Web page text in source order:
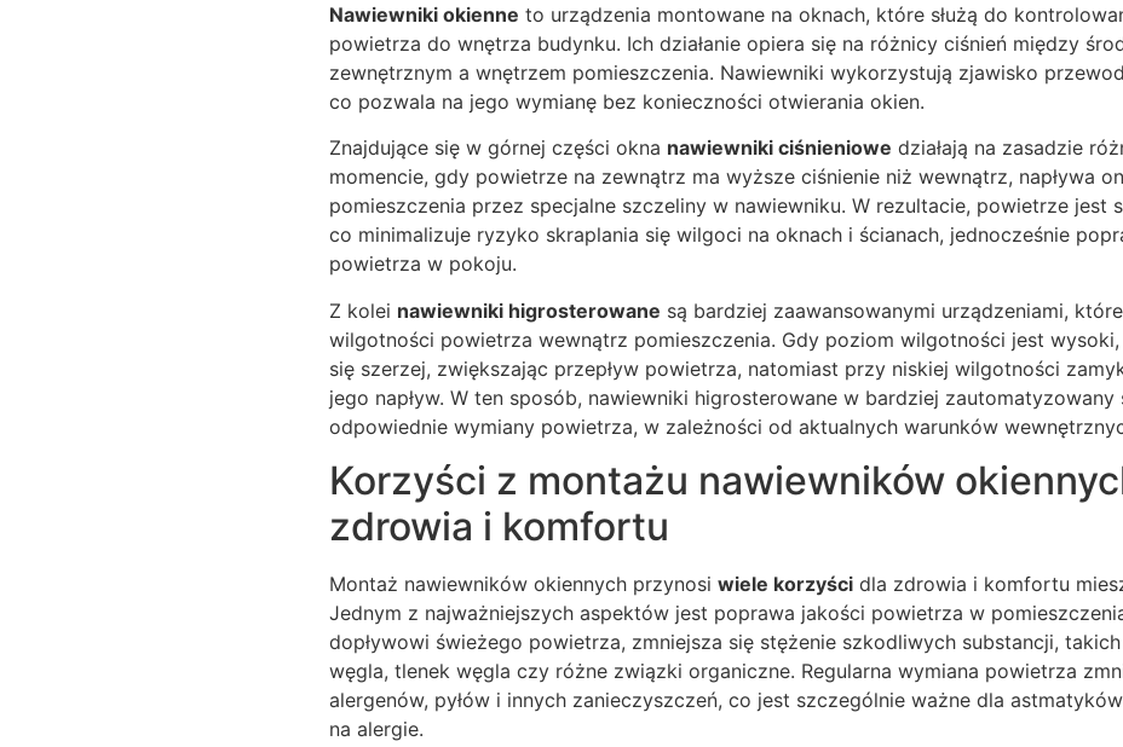
Nawiewniki okienne to urządzenia montowane na oknach, które służą do
powietrza do wnętrza budynku. Ich działanie opiera się na różnicy ciśnień między
zewnętrznym a wnętrzem pomieszczenia. Nawiewniki wykorzystują zjawisko
co pozwala na jego wymianę bez konieczności otwierania okien.
Znajdujące się w górnej części okna nawiewniki ciśnieniowe działają na zasadzie
momencie, gdy powietrze na zewnątrz ma wyższe ciśnienie niż wewnątrz, napływa
pomieszczenia przez specjalne szczeliny w nawiewniku. W rezultacie, powietrze jest
co minimalizuje ryzyko skraplania się wilgoci na oknach i ścianach, jednocześnie
powietrza w pokoju.
Z kolei nawiewniki higrosterowane są bardziej zaawansowanymi urządzeniami,
wilgotności powietrza wewnątrz pomieszczenia. Gdy poziom wilgotności jest
się szerzej, zwiększając przepływ powietrza, natomiast przy niskiej wilgotności
jego napływ. W ten sposób, nawiewniki higrosterowane w bardziej zautomatyzowany
odpowiednie wymiany powietrza, w zależności od aktualnych warunków
Korzyści z montażu nawiewników
zdrowia i komfortu
Montaż nawiewników okiennych przynosi wiele korzyści dla zdrowia i komfortu
Jednym z najważniejszych aspektów jest poprawa jakości powietrza w
dopływowi świeżego powietrza, zmniejsza się stężenie szkodliwych substancji,
węgla, tlenek węgla czy różne związki organiczne. Regularna wymiana powietrza
alergenów, pyłów i innych zanieczyszczeń, co jest szczególnie ważne dla
na alergie.